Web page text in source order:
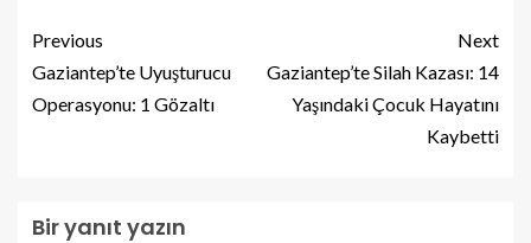
Previous
Gaziantep’te Uyuşturucu
Operasyonu: 1 Gözaltı
Next
Gaziantep’te Silah Kazası: 14
Yaşındaki Çocuk Hayatını
Kaybetti
Bir yanıt yazın